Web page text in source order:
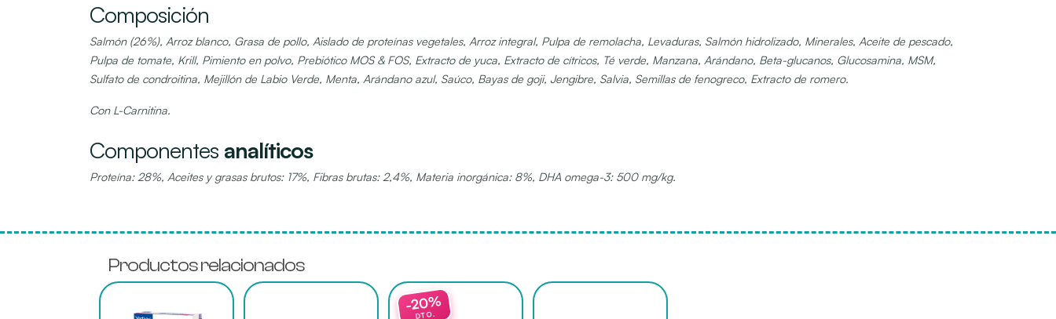
Composición
Salmón (26%), Arroz blanco, Grasa de pollo, Aislado de proteínas vegetales, Arroz integral, Pulpa de remolacha, Levaduras, Salmón hidrolizado, Minerales, Aceite de pescado,
Pulpa de tomate, Krill, Pimiento en polvo, Prebiótico MOS & FOS, Extracto de yuca, Extracto de cítricos, Té verde, Manzana, Arándano, Beta-glucanos, Glucosamina, MSM,
Sulfato de condroitina, Mejillón de Labio Verde, Menta, Arándano azul, Saúco, Bayas de goji, Jengibre, Salvia, Semillas de fenogreco, Extracto de romero.
Con L-Carnitina.
Componentes analíticos
Proteína: 28%, Aceites y grasas brutos: 17%, Fibras brutas: 2,4%, Materia inorgánica: 8%, DHA omega-3: 500 mg/kg.
Productos relacionados